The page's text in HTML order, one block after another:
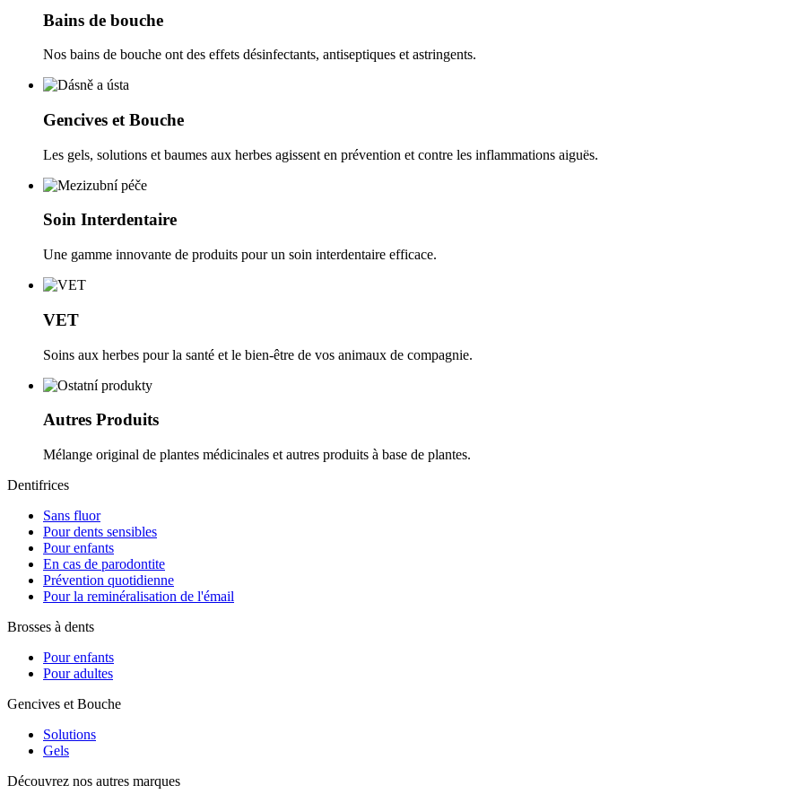
Bains de bouche
Nos bains de bouche ont des effets désinfectants, antiseptiques et astringents.
Gencives et Bouche
Les gels, solutions et baumes aux herbes agissent en prévention et contre les inflammations aiguës.
Soin Interdentaire
Une gamme innovante de produits pour un soin interdentaire efficace.
VET
Soins aux herbes pour la santé et le bien-être de vos animaux de compagnie.
Autres Produits
Mélange original de plantes médicinales et autres produits à base de plantes.
Dentifrices
Sans fluor
Pour dents sensibles
Pour enfants
En cas de parodontite
Prévention quotidienne
Pour la reminéralisation de l'émail
Brosses à dents
Pour enfants
Pour adultes
Gencives et Bouche
Solutions
Gels
Découvrez nos autres marques